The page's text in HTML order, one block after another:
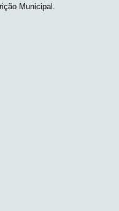
Municipal.